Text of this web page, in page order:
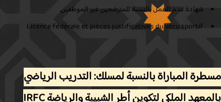
شهادة عدم العمل بالنسبة للمترشحين غير الموظفين.
Licence fédérale et pièces justificatives du vécu sportif
المباراة بالنسبة لمسلك: التدريب الرياضي